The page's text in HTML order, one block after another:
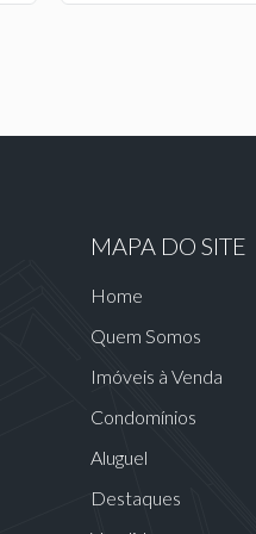
MAPA DO SITE
Home
Quem Somos
Imóveis à Venda
Condomínios
Aluguel
Destaques